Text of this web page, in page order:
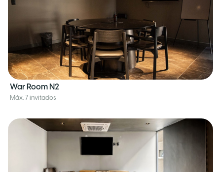
War Room N2
Máx. 7 invitados